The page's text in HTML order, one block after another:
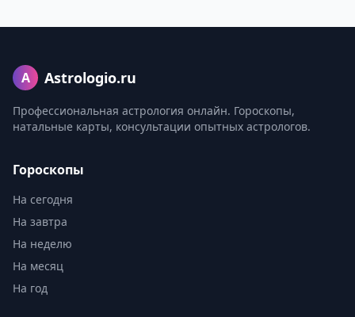
A Astrologio.ru
Профессиональная астрология онлайн. Гороскопы,
натальные карты, консультации опытных астрологов.
Гороскопы
На сегодня
На завтра
На неделю
На месяц
На год